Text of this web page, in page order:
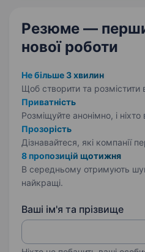
Резюме —
нової роботи
Не більше 3 хвилин
Щоб створити та розмістити
Приватність
Розміщуйте анонімно, і ніхто
Прозорість
Дізнавайтеся, які компанії
8 пропозицій щотижня
В середньому отримують
найкращі.
Ваші ім'я та прізвище